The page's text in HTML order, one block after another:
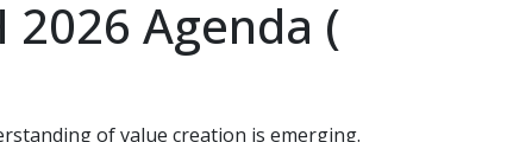
2026 Agenda (
of value creation is emerging.